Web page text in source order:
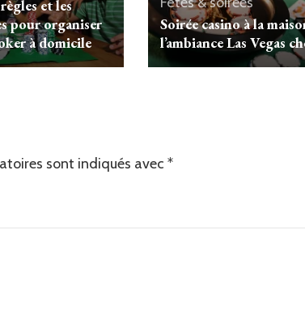
et les
pour organiser
à domicile
Soirée casino à la
l’ambiance Las Vegas
sont indiqués avec *